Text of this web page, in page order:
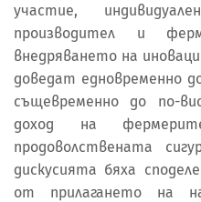
участие,
производител и
внедряването на
доведат едновременно
същевременно до по-
доход на
продоволствената
дискусията бяха
от прилагането на